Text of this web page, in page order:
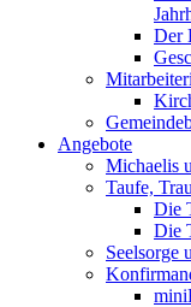
Der
Angebote
Michaelis
Taufe,
Die
Die
Seelsorge